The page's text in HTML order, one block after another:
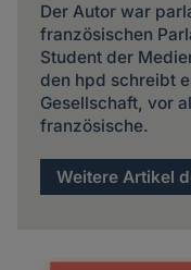
Der Autor war
französischen
Student der
den hpd schreibt
Gesellschaft, vor
französische.
Weitere Artikel